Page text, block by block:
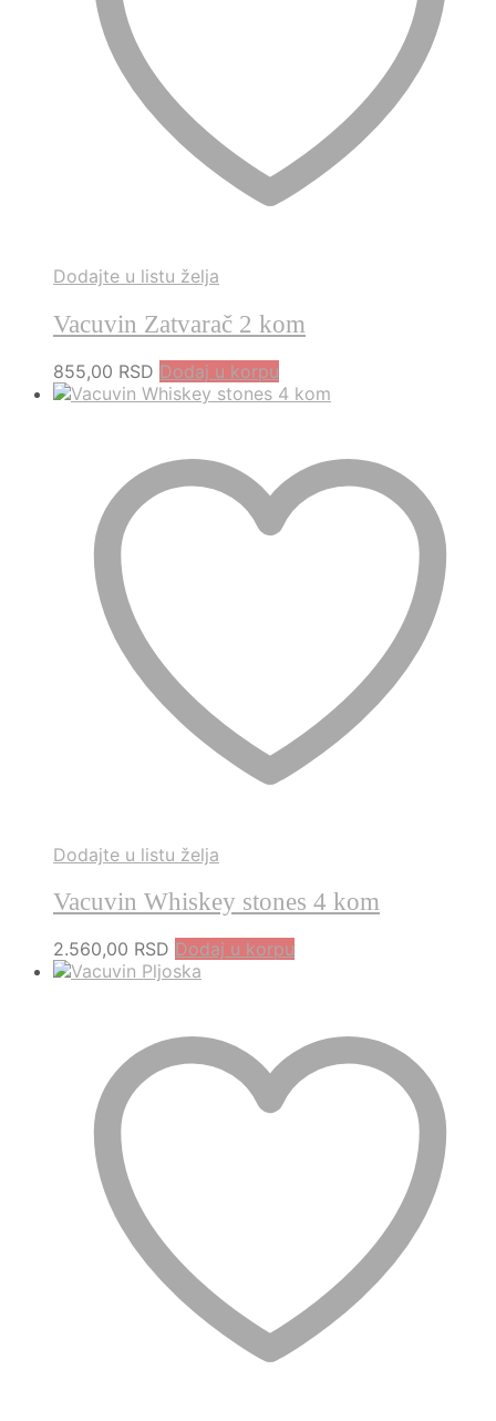
Dodajte u listu želja
Vacuvin Zatvarač 2 kom
855,00 RSD Dodaj u korpu
Dodajte u listu želja
Vacuvin Whiskey stones 4 kom
2.560,00 RSD Dodaj u korpu